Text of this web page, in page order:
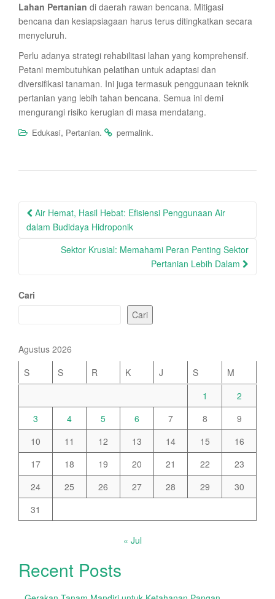
Lahan Pertanian di daerah rawan bencana. Mitigasi
bencana dan kesiapsiagaan harus terus ditingkatkan secara
menyeluruh.
Perlu adanya strategi rehabilitasi lahan yang komprehensif.
Petani membutuhkan pelatihan untuk adaptasi dan
diversifikasi tanaman. Ini juga termasuk penggunaan teknik
pertanian yang lebih tahan bencana. Semua ini demi
mengurangi risiko kerugian di masa mendatang.
Edukasi, Pertanian. permalink.
Post
navigation
Air Hemat, Hasil Hebat: Efisiensi Penggunaan Air
dalam Budidaya Hidroponik
Sektor Krusial: Memahami Peran Penting Sektor
Pertanian Lebih Dalam
Cari
Cari
Agustus 2026
S
S R K J S
M
1
2
3
4 5 6 7 8
9
10
11 12 13 14 15
16
17
18 19 20 21 22
23
24
25 26 27 28 29
30
31
« Jul
Recent Posts